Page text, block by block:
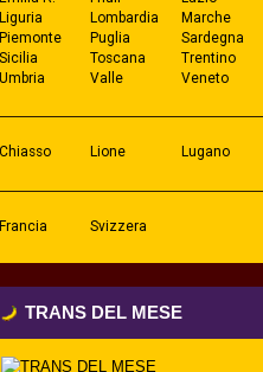
Liguria
Lombardia
Marche
Piemonte
Puglia
Sardegna
Sicilia
Toscana
Trentino
Umbria
Valle
Veneto
Chiasso Lione Lugano
Francia Svizzera
TRANS DEL MESE